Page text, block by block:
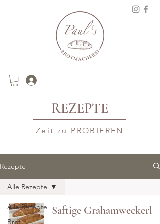
REZEPTE
Zeit zu PROBIEREN
Rezepte
Alle Rezepte
Brot
Alle Rezepte
Saftige Grahamweckerl